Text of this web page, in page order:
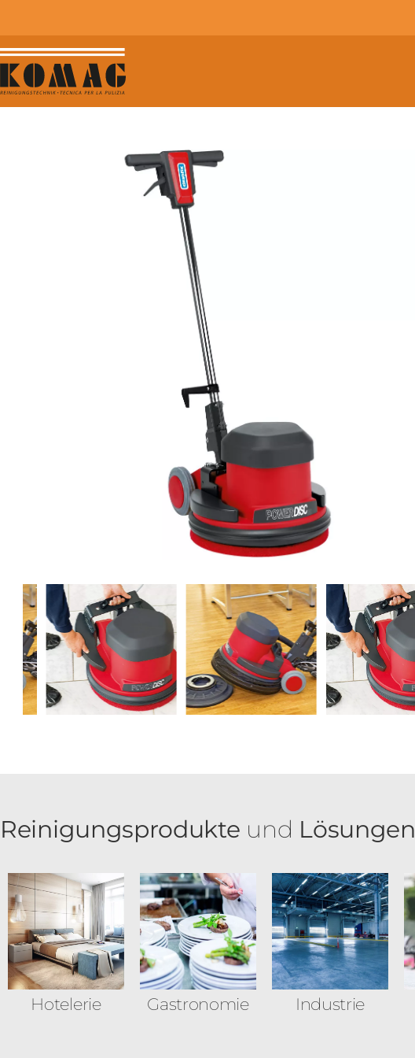
Reinigungsprodukte und Lösungen
Hotelerie Gastronomie Industrie